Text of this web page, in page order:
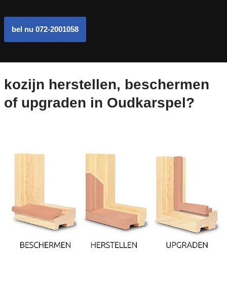
bel nu 072-2001058
kozijn herstellen, beschermen
of upgraden in Oudkarspel?